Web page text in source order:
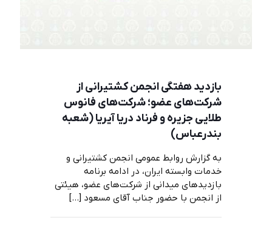
بازدید هفتگی انجمن کشتیرانی از
شرکت‌های عضو؛ شرکت‌های فانوس
طلایی جزیره و فرناد دریا آیریا (شعبه
بندرعباس)
به گزارش روابط عمومی انجمن کشتیرانی و
خدمات وابسته ایران، در ادامه برنامه
بازدیدهای میدانی از شرکت‌های عضو، هیئتی
از انجمن با حضور جناب آقای مسعود […]